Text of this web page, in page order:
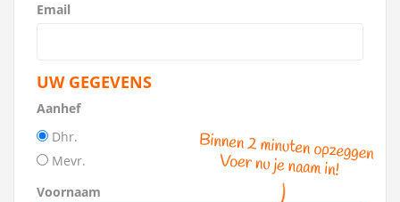
Email
UW GEGEVENS
Aanhef
Dhr.
Mevr.
Voornaam